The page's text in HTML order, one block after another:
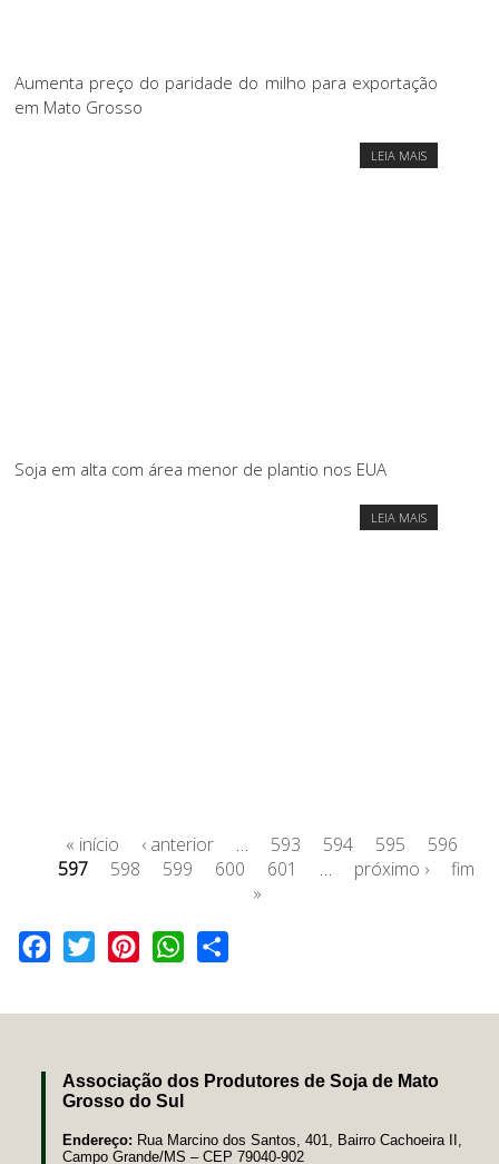
Aumenta preço do paridade do milho para exportação
em Mato Grosso
LEIA MAIS
Soja em alta com área menor de plantio nos EUA
LEIA MAIS
« início ‹ anterior … 593 594 595
596
597
598 599 600 601 … próximo ›
fim
»
Facebook
Twitter PinterestWhatsApp
Associação dos Produtores de Soja de Mato
Grosso do Sul
Endereço: Rua Marcino dos Santos, 401, Bairro Cachoeira II,
Campo Grande/MS – CEP 79040-902